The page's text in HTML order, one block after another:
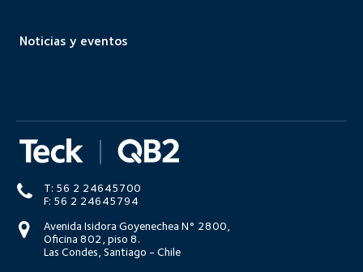
Noticias y eventos
T: 56 2 24645700
F: 56 2 24645794
Avenida Isidora Goyenechea N° 2800,
Oficina 802, piso 8.
Las Condes, Santiago - Chile